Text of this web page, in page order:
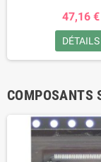
47,16 €
DÉTAILS
COMPOSANTS